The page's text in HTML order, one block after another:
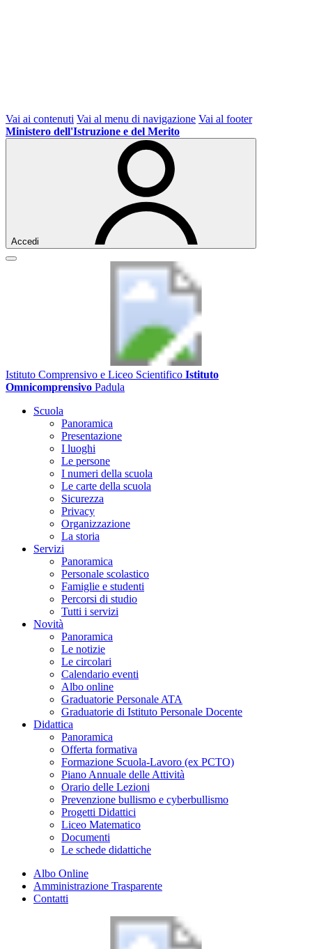
Vai ai contenuti Vai al menu di navigazione Vai al footer
Ministero dell'Istruzione e del Merito
Accedi
Istituto Comprensivo e Liceo Scientifico Istituto
Omnicomprensivo Padula
Scuola
Panoramica
Presentazione
I luoghi
Le persone
I numeri della scuola
Le carte della scuola
Sicurezza
Privacy
Organizzazione
La storia
Servizi
Panoramica
Personale scolastico
Famiglie e studenti
Percorsi di studio
Tutti i servizi
Novità
Panoramica
Le notizie
Le circolari
Calendario eventi
Albo online
Graduatorie Personale ATA
Graduatorie di Istituto Personale Docente
Didattica
Panoramica
Offerta formativa
Formazione Scuola-Lavoro (ex PCTO)
Piano Annuale delle Attività
Orario delle Lezioni
Prevenzione bullismo e cyberbullismo
Progetti Didattici
Liceo Matematico
Documenti
Le schede didattiche
Albo Online
Amministrazione Trasparente
Contatti